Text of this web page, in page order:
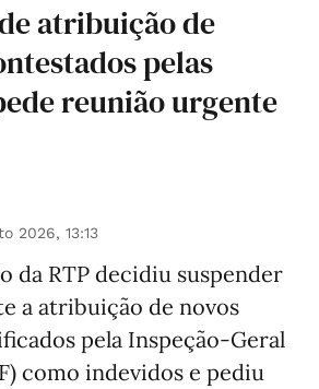
atribuição de
pelas
reunião urgente
2026, 13:13
da RTP decidiu suspender
a atribuição de novos
pela Inspeção-Geral
como indevidos e pediu